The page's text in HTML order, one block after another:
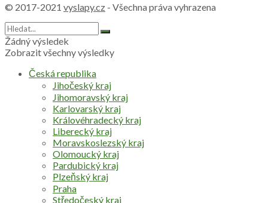
© 2017-2021 vyslapy.cz - Všechna práva vyhrazena
Žádný výsledek
Zobrazit všechny výsledky
Česká republika
Jihočeský kraj
Jihomoravský kraj
Karlovarský kraj
Královéhradecký kraj
Liberecký kraj
Moravskoslezský kraj
Olomoucký kraj
Pardubický kraj
Plzeňský kraj
Praha
Středočeský kraj